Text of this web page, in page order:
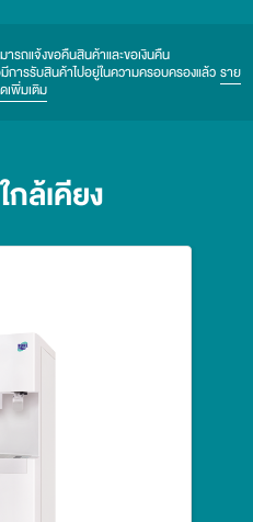
รถแจ้งขอคืนสินค้าและขอเงินคืน
ารรับสินค้าไปอยู่ในความครอบครองแล้ว ราย
เพิ่มเติม
ล้เคียง